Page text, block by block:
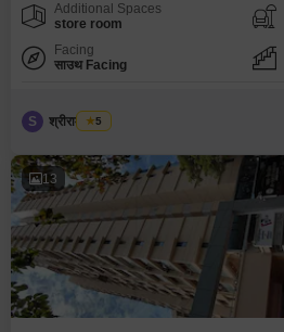
Additional Spaces
store room
Facing
साउथ Facing
S श्रीराम मिश्रा
5
13